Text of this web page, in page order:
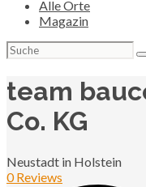
Alle Orte
Magazin
Suchen
nach:
team
Co. KG
Neustadt in Holstein
0 Reviews